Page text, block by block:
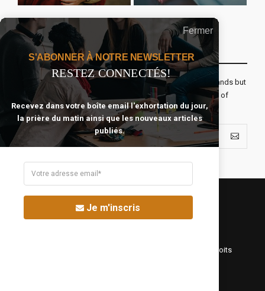
Recevoir Notre Newsletter Chaque Matin
The real voyage of discovery consists not in seeking new lands but
seeing with new eyes. All journeys have secret destinations of
which the traveler is unaware.
©Fréquence Chrétienne Production 2016-2025. Tous droits
Fermer
S'ABONNER À NOTRE NEWSLETTER
RESTEZ CONNECTÉS!
Recevez dans votre boîte email l'exhortation du jour,
la prière du matin ainsi que les nouveaux articles
publiés.
Je m'inscris